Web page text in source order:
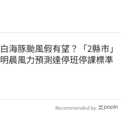
白海豚颱風假有望？「2縣市」
明晨風力預測達停班停課標準
Recommended by